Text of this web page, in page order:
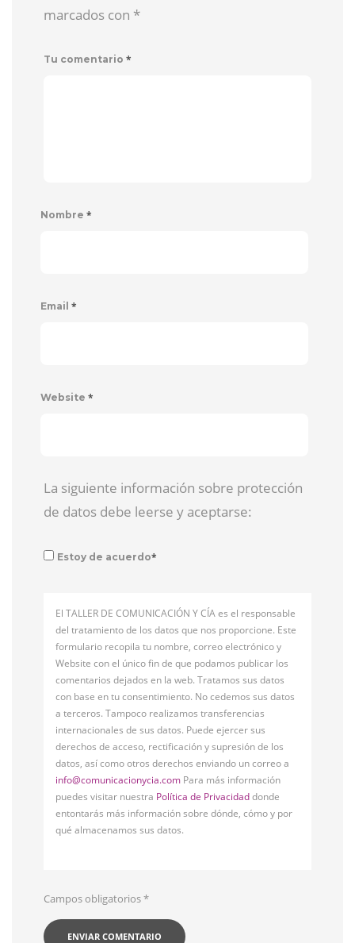
marcados con *
Tu comentario *
Nombre *
Email *
Website *
La siguiente información sobre protección
de datos debe leerse y aceptarse:
Estoy de acuerdo*
El TALLER DE COMUNICACIÓN Y CÍA es el responsable
del tratamiento de los datos que nos proporcione. Este
formulario recopila tu nombre, correo electrónico y
Website con el único fin de que podamos publicar los
comentarios dejados en la web. Tratamos sus datos
con base en tu consentimiento. No cedemos sus datos
a terceros. Tampoco realizamos transferencias
internacionales de sus datos. Puede ejercer sus
derechos de acceso, rectificación y supresión de los
datos, así como otros derechos enviando un correo a
info@comunicacionycia.com Para más información
puedes visitar nuestra Política de Privacidaddonde
entontarás más información sobre dónde, cómo y por
qué almacenamos sus datos.
Campos obligatorios*